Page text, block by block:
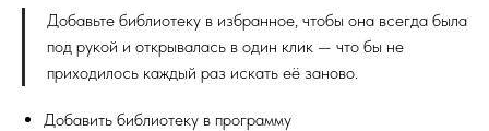
Добавьте библиотеку в избранное, чтобы она всегда была
под рукой и открывалась в один клик — что бы не
приходилось каждый раз искать её заново.
Добавить библиотеку в программу